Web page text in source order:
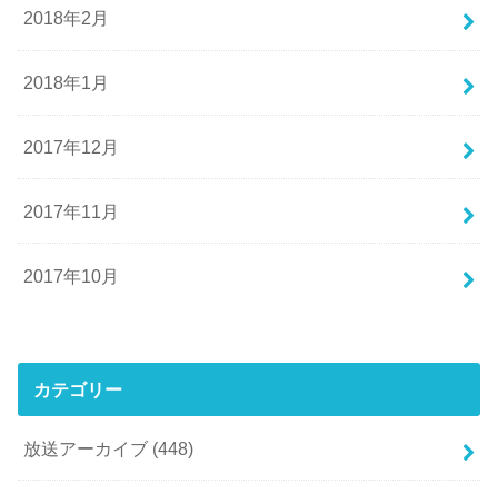
2018年2月
2018年1月
2017年12月
2017年11月
2017年10月
カテゴリー
放送アーカイブ (448)